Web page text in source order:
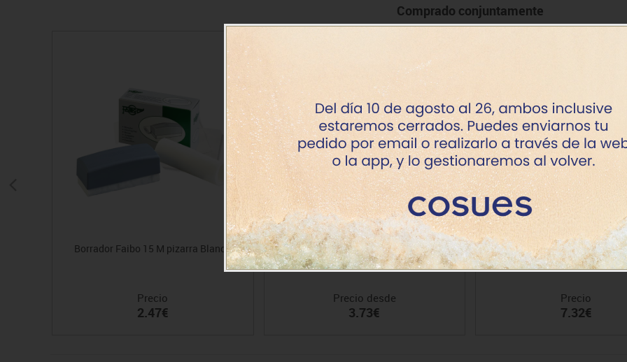
Comprado conjuntamente
Borrador Faibo 15 M pizarra Blanca
Precio
2.47€
Tablero anuncios corcho económicos
Precio desde
3.73€
Spray limpiador pizarra
Precio
7.32€